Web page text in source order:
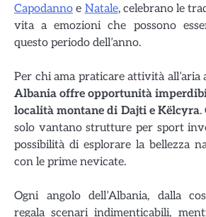
Capodanno e Natale, celebrano le
vita a emozioni che possono
questo periodo dell’anno.
Per chi ama praticare attività all’aria
Albania offre opportunità
località montane di Dajti e Këlcyra.
solo vantano strutture per sport
possibilità di esplorare la bellezza
con le prime nevicate.
Ogni angolo dell’Albania, dalla
regala scenari indimenticabili,